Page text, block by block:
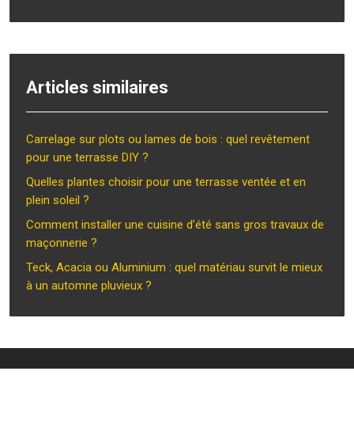
Articles similaires
Carrelage sur plots ou lames de bois : quel revêtement
pour une terrasse DIY ?
Quelles plantes choisir pour une terrasse ventée et en
plein soleil ?
Comment installer une cuisine d’été sans gros travaux de
maçonnerie ?
Teck, Acacia ou Aluminium : quel matériau survit le mieux
à un automne pluvieux ?